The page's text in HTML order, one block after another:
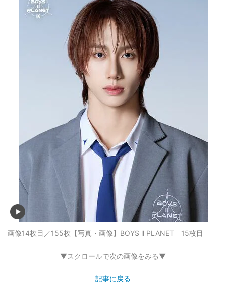
画像14枚目／155枚 【写真・画像】BOYS ll PLANET 15枚目
▼スクロールで次の画像をみる▼
記事に戻る